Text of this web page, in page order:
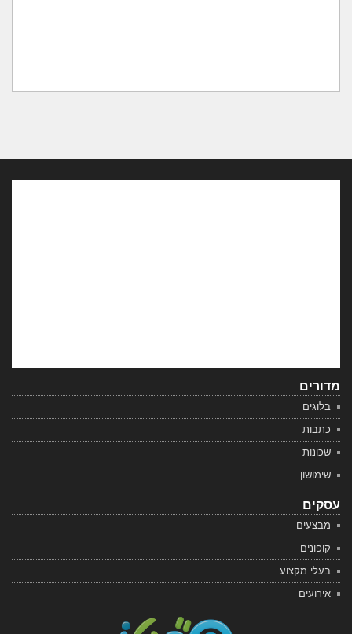
מדורים
בלוגים
כתבות
שכונות
שימושון
עסקים
מבצעים
קופונים
בעלי מקצוע
אירועים